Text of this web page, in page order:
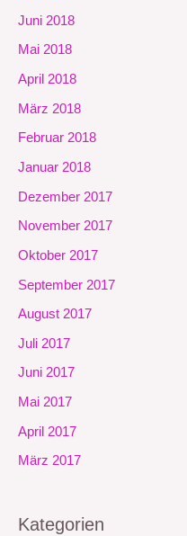
Juni 2018
Mai 2018
April 2018
März 2018
Februar 2018
Januar 2018
Dezember 2017
November 2017
Oktober 2017
September 2017
August 2017
Juli 2017
Juni 2017
Mai 2017
April 2017
März 2017
Kategorien